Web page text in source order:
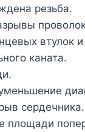
резьба.
втулок
каната.
сердечника.
площади